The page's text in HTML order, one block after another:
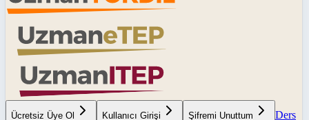
Ücretsiz Üye Ol Kullanıcı Girişi Şifremi Unuttum
Ders